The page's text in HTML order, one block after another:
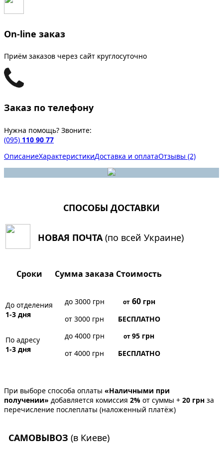
On-line заказ
Приём заказов через сайт круглосуточно
Заказ по телефону
Нужна помощь? Звоните:
(095) 110 90 77
ОписаниеХарактеристикиДоставка и оплатаОтзывы (2)
СПОСОБЫ ДОСТАВКИ
НОВАЯ ПОЧТА(по всей Украине)
Сроки Сумма заказа Стоимость
До отделения
1-3 дня
до 3000 грн от60грн
от 3000 грн
БЕСПЛАТНО
По адресу
1-3 дня
до 4000 грн от95 грн
от 4000 грн
БЕСПЛАТНО
При выборе способа оплаты «Наличными при
получении» добавляется комиссия 2% от суммы + 20 грн за
перечисление послеплаты (наложенный платёж)
САМОВЫВОЗ (в Киеве)